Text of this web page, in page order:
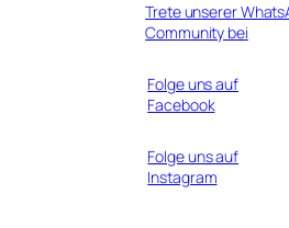
Trete unserer
Community bei
Folge uns auf
Facebook
Folge uns auf
Instagram